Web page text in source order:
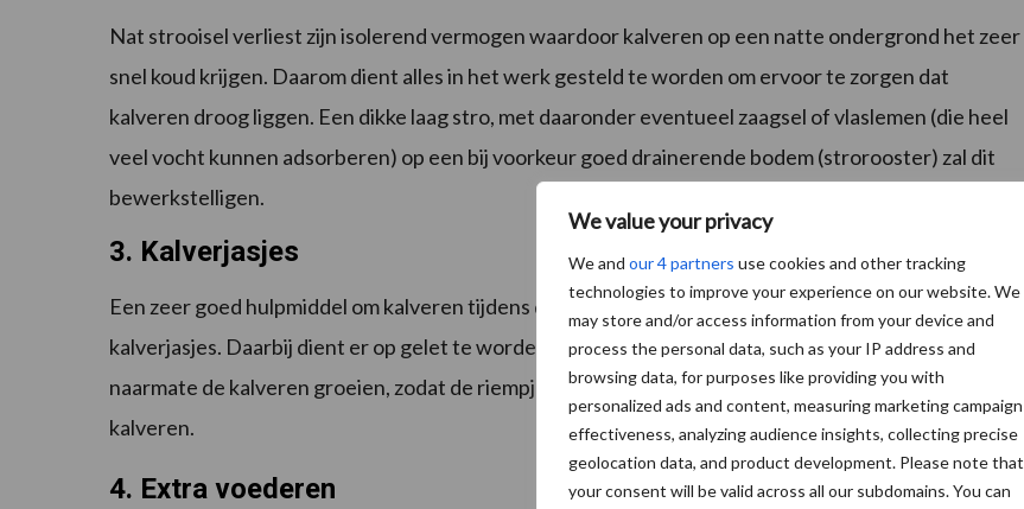
We value your privacy
We and our 4 partners use cookies and other tracking
technologies to improve your experience on our website. We
may store and/or access information from your device and
process the personal data, such as your IP address and
browsing data, for purposes like providing you with
personalized ads and content, measuring marketing campaign
effectiveness, analyzing audience insights, collecting precise
geolocation data, and product development. Please note that
your consent will be valid across all our subdomains. You can
Nat strooisel verliest zijn isolerend vermogen waardoor kalveren op een natte ondergrond het zeer
snel koud krijgen. Daarom dient alles in het werk gesteld te worden om ervoor te zorgen dat
kalveren droog liggen. Een dikke laag stro, met daaronder eventueel zaagsel of vlaslemen (die heel
veel vocht kunnen adsorberen) op een bij voorkeur goed drainerende bodem (strorooster) zal dit
bewerkstelligen.
3. Kalverjasjes
Een zeer goed hulpmiddel om kalveren tijdens de wintermaanden tegen koude te beschermen zijn
kalverjasjes. Daarbij dient er op gelet te worden dat de jasjes af en toe wat ruimer gezet worden
naarmate de kalveren groeien, zodat de riempjes niet ingroeien bij de steeds groter wordende
kalveren.
4. Extra voederen